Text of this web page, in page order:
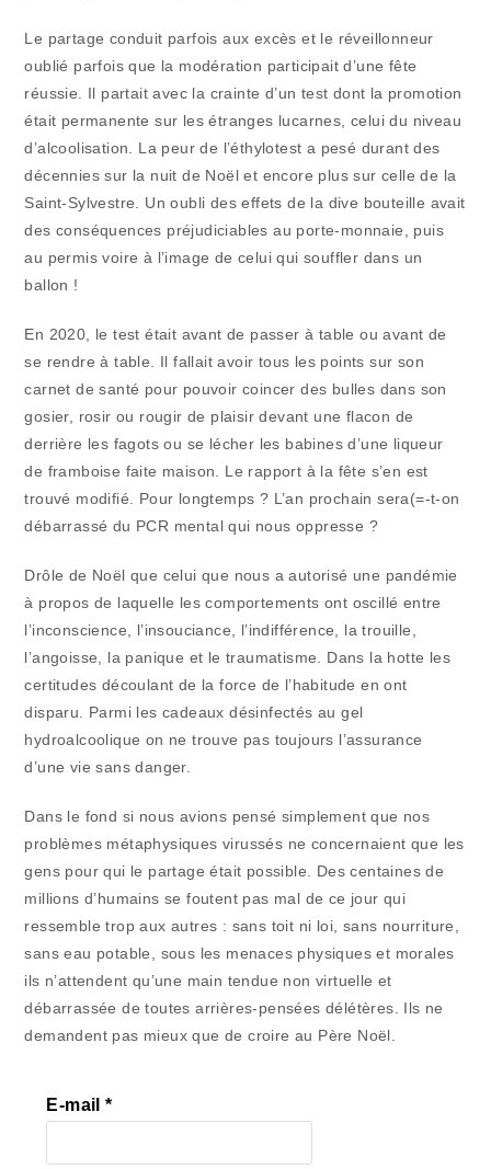
Le partage conduit parfois aux excès et le réveillonneur
oublié parfois que la modération participait d’une fête
réussie. Il partait avec la crainte d’un test dont la promotion
était permanente sur les étranges lucarnes, celui du niveau
d’alcoolisation. La peur de l’éthylotest a pesé durant des
décennies sur la nuit de Noël et encore plus sur celle de la
Saint-Sylvestre. Un oubli des effets de la dive bouteille avait
des conséquences préjudiciables au porte-monnaie, puis
au permis voire à l’image de celui qui souffler dans un
ballon !
En 2020, le test était avant de passer à table ou avant de
se rendre à table. Il fallait avoir tous les points sur son
carnet de santé pour pouvoir coincer des bulles dans son
gosier, rosir ou rougir de plaisir devant une flacon de
derrière les fagots ou se lécher les babines d’une liqueur
de framboise faite maison. Le rapport à la fête s’en est
trouvé modifié. Pour longtemps ? L’an prochain sera(=-t-on
débarrassé du PCR mental qui nous oppresse ?
Drôle de Noël que celui que nous a autorisé une pandémie
à propos de laquelle les comportements ont oscillé entre
l’inconscience, l’insouciance, l’indifférence, la trouille,
l’angoisse, la panique et le traumatisme. Dans la hotte les
certitudes découlant de la force de l’habitude en ont
disparu. Parmi les cadeaux désinfectés au gel
hydroalcoolique on ne trouve pas toujours l’assurance
d’une vie sans danger.
Dans le fond si nous avions pensé simplement que nos
problèmes métaphysiques virussés ne concernaient que les
gens pour qui le partage était possible. Des centaines de
millions d’humains se foutent pas mal de ce jour qui
ressemble trop aux autres : sans toit ni loi, sans nourriture,
sans eau potable, sous les menaces physiques et morales
ils n’attendent qu’une main tendue non virtuelle et
débarrassée de toutes arrières-pensées délétères. Ils ne
demandent pas mieux que de croire au Père Noël.
E-mail*